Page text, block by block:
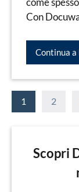
Con
Continua a
articoli
1 2
Scopri